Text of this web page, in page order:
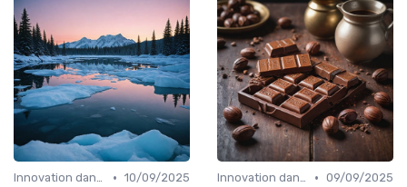
Innovation dans la food • 10/09/2025
Innovation dans la food • 09/09/2025